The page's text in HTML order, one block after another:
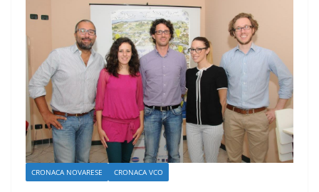
CRONACA NOVARESE CRONACA VCO